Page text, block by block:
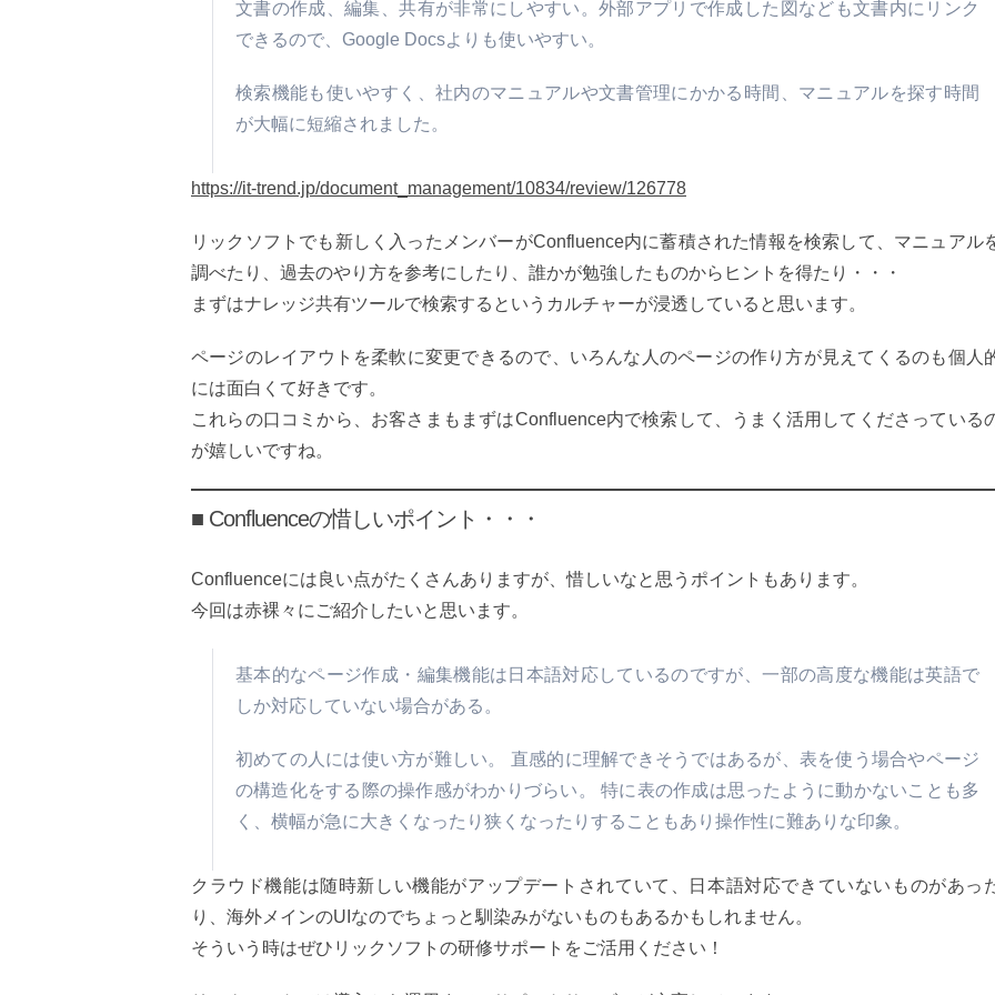
文書の作成、編集、共有が非常にしやすい。外部アプリで作成した図なども文書内にリンク
できるので、Google Docsよりも使いやすい。
検索機能も使いやすく、社内のマニュアルや文書管理にかかる時間、マニュアルを探す時間
が大幅に短縮されました。
https://it-trend.jp/document_management/10834/review/126778
リックソフトでも新しく入ったメンバーがConfluence内に蓄積された情報を検索して、マニュアル
調べたり、過去のやり方を参考にしたり、誰かが勉強したものからヒントを得たり・・・
まずはナレッジ共有ツールで検索するというカルチャーが浸透していると思います。
ページのレイアウトを柔軟に変更できるので、いろんな人のページの作り方が見えてくるのも個人
には面白くて好きです。
これらの口コミから、お客さまもまずはConfluence内で検索して、うまく活用してくださっている
が嬉しいですね。
■ Confluenceの惜しいポイント・・・
Confluenceには良い点がたくさんありますが、惜しいなと思うポイントもあります。
今回は赤裸々にご紹介したいと思います。
基本的なページ作成・編集機能は日本語対応しているのですが、一部の高度な機能は英語で
しか対応していない場合がある。
初めての人には使い方が難しい。 直感的に理解できそうではあるが、表を使う場合やページ
の構造化をする際の操作感がわかりづらい。 特に表の作成は思ったように動かないことも多
く、横幅が急に大きくなったり狭くなったりすることもあり操作性に難ありな印象。
クラウド機能は随時新しい機能がアップデートされていて、日本語対応できていないものがあっ
り、海外メインのUIなのでちょっと馴染みがないものもあるかもしれません。
そういう時はぜひリックソフトの研修サポートをご活用ください！